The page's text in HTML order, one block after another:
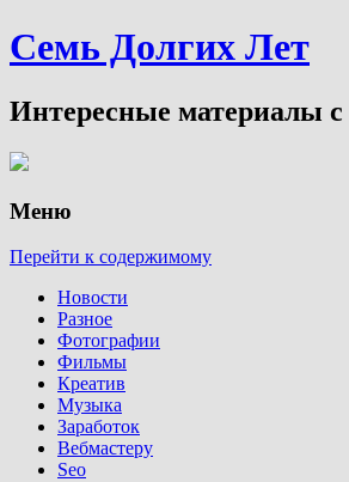
Семь Долгих Лет
Интересные материалы с
Меню
Перейти к содержимому
Новости
Разное
Фотографии
Фильмы
Креатив
Музыка
Заработок
Вебмастеру
Seo